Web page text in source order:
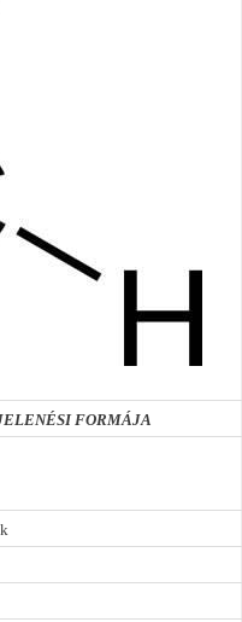
FORMÁJA